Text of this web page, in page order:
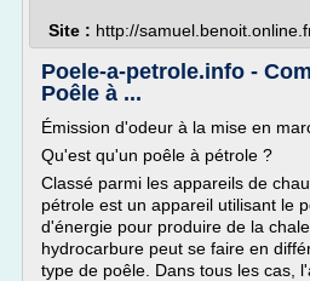
Site : http://
Poele-a-petrole.info -
Poêle à ...
Émission d'odeur à la mise en
Qu'est qu'un poêle à pétrole ?
Classé parmi les appareils de
pétrole est un appareil utilisant le
d'énergie pour produire de la
hydrocarbure peut se faire en
type de poêle. Dans tous les cas,